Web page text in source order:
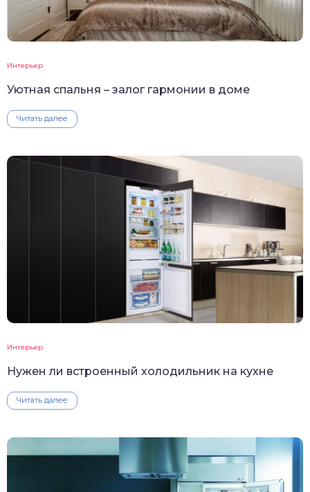
Интерьер
Уютная спальня – залог гармонии в доме
Читать далее
Интерьер
Нужен ли встроенный холодильник на кухне
Читать далее